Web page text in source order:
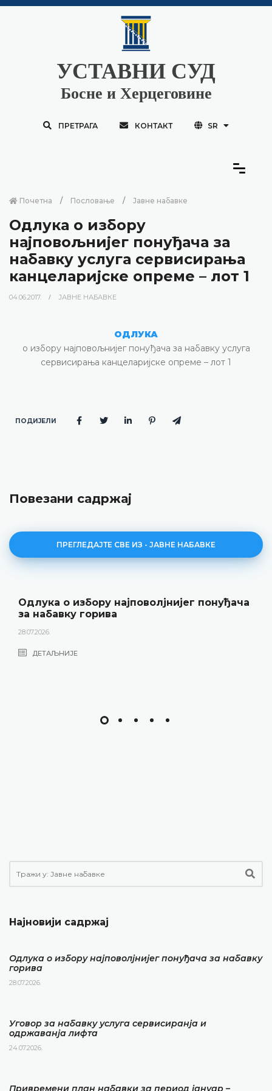
УСТАВНИ СУД
Босне и Херцеговине
ПРЕТРАГА КОНТАКТ SR
Почетна Пословање Јавне набавке
Одлука о избору
најповољнијег понуђача за
набавку услуга сервисирања
канцеларијске опреме – лот 1
04.06.2017. ЈАВНЕ НАБАВКЕ
ОДЛУКА
о избору најповољнијег понуђача за набавку услуга
сервисирања канцеларијске опреме – лот 1
ПОДИЈЕЛИ
Повезани садржај
ПРЕГЛЕДАЈТЕ СВЕ ИЗ - ЈАВНЕ НАБАВКЕ
Одлука о избору најповолјнијег понуђача
за набавку горива
28.07.2026.
ДЕТАЉНИЈЕ
Најновији садржај
Одлука о избору најповолјнијег понуђача за набавку
горива
28.07.2026.
Уговор за набавку услуга сервисиранја и
одржаванја лифта
24.07.2026.
Привремени план набавки за период јануар –